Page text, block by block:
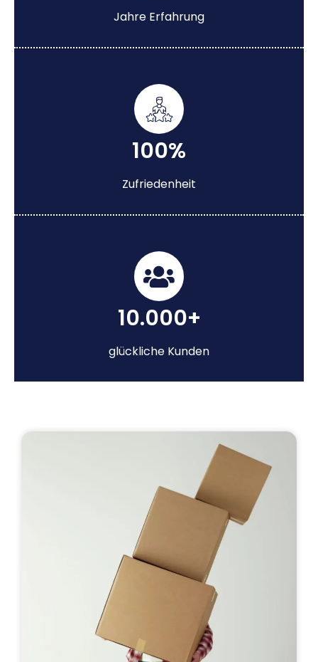
Jahre Erfahrung
100%
Zufriedenheit
10.000+
glückliche Kunden